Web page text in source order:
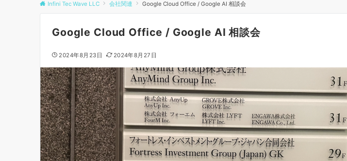
Infini Tec Wave LLC 会社関連 Google Cloud Office / Google AI 相談会
Google Cloud Office / Google AI 相談会
2024年8月23日 2024年8月27日